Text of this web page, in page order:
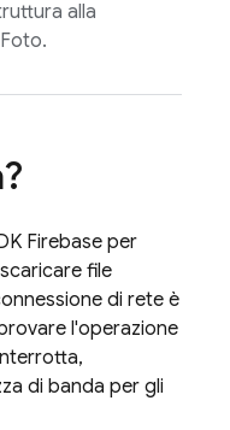
alla
Firebase per
file
di rete è
l'operazione
di banda per gli